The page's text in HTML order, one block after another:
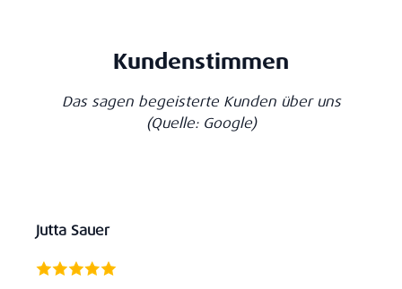
Kundenstimmen
Das sagen begeisterte Kunden über uns
(Quelle: Google)
Jutta Sauer